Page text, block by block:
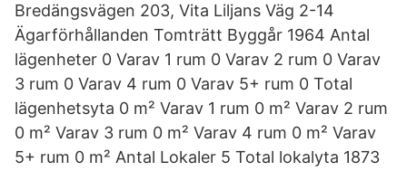
Bredängsvägen 203, Vita Liljans Väg 2-14
Ägarförhållanden Tomträtt Byggår 1964 Antal
lägenheter 0 Varav 1 rum 0 Varav 2 rum 0 Varav
3 rum 0 Varav 4 rum 0 Varav 5+ rum 0 Total
lägenhetsyta 0 m² Varav 1 rum 0 m² Varav 2 rum
0 m² Varav 3 rum 0 m² Varav 4 rum 0 m² Varav
5+ rum 0 m² Antal Lokaler 5 Total lokalyta 1873